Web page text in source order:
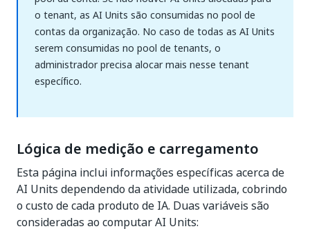
o tenant, as AI Units são consumidas no pool de
contas da organização. No caso de todas as AI Units
serem consumidas no pool de tenants, o
administrador precisa alocar mais nesse tenant
específico.
Lógica de medição e carregamento
Esta página inclui informações específicas acerca de
AI Units dependendo da atividade utilizada, cobrindo
o custo de cada produto de IA. Duas variáveis são
consideradas ao computar AI Units: